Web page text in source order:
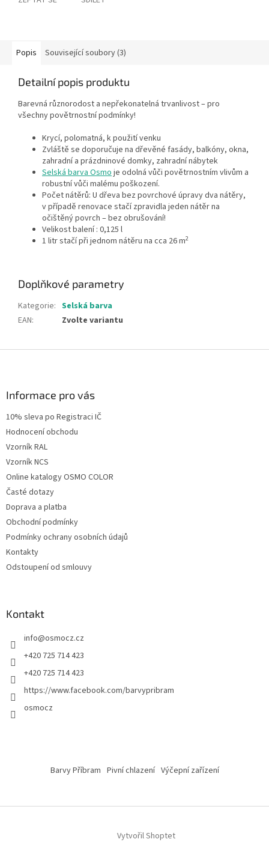
Popis Související soubory (3)
Detailní popis produktu
Barevná různorodost a nepřekonatelná trvanlivost – pro
všechny povětrnostní podmínky!
Krycí, polomatná, k použití venku
Zvláště se doporučuje na dřevěné fasády, balkóny, okna,
zahradní a prázdninové domky, zahradní nábytek
Selská barva Osmoje odolná vůči povětrnostním vlivům a
robustní vůči malému poškození.
Počet nátěrů: U dřeva bez povrchové úpravy dva nátěry,
v případě renovace stačí zpravidla jeden nátěr na
očištěný povrch – bez obrušování!
Velikost balení : 0,125 l
1 litr stačí při jednom nátěru na cca 26 m2
Doplňkové parametry
Kategorie: Selská barva
EAN: Zvolte variantu
Informace pro vás
10% sleva po Registraci IČ
Hodnocení obchodu
Vzorník RAL
Vzorník NCS
Online katalogy OSMO COLOR
Časté dotazy
Doprava a platba
Obchodní podmínky
Podmínky ochrany osobních údajů
Kontakty
Odstoupení od smlouvy
Kontakt
info@osmocz.cz
+420 725 714 423
+420 725 714 423
https://www.facebook.com/barvypribram
osmocz
Barvy Příbram Pivní chlazení Výčepní zařízení
Vytvořil Shoptet